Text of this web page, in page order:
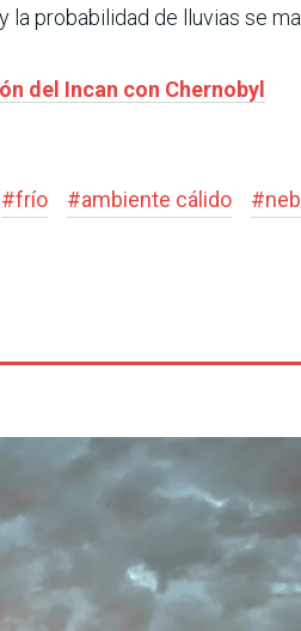
probabilidad de lluvias se
del Incan con Chernobyl
#frío #ambiente cálido #